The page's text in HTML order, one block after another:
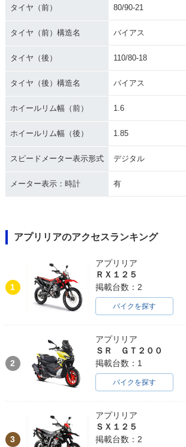
タイヤ（前） 80/90-21
タイヤ（前）構造名 バイアス
タイヤ（後） 110/80-18
タイヤ（後）構造名 バイアス
ホイールリム幅（前） 1.6
ホイールリム幅（後） 1.85
スピードメーター表示形式 デジタル
メーター表示：時計 有
アプリリアのアクセスランキング
1
アプリリア
ＲＸ１２５
掲載台数：2
バイクを探す
2
アプリリア
ＳＲ ＧＴ２００
掲載台数：1
バイクを探す
3
アプリリア
ＳＸ１２５
掲載台数：2